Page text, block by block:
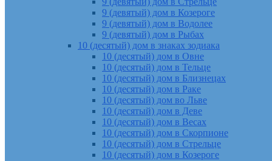
9 (девятый) дом в Козероге
9 (девятый) дом в Водолее
9 (девятый) дом в Рыбах
10 (десятый) дом в знаках зодиака
10 (десятый) дом в Овне
10 (десятый) дом в Тельце
10 (десятый) дом в Близнецах
10 (десятый) дом в Раке
10 (десятый) дом во Льве
10 (десятый) дом в Деве
10 (десятый) дом в Весах
10 (десятый) дом в Скорпионе
10 (десятый) дом в Стрельце
10 (десятый) дом в Козероге